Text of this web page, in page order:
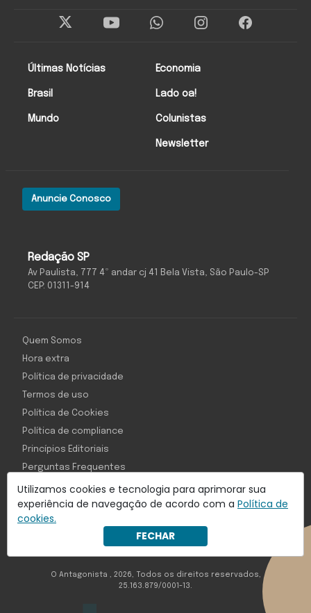
Utilizamos cookies e tecnologia para aprimorar sua
experiência de navegação de acordo com a Política de
cookies.
FECHAR
Redação SP
Av Paulista, 777 4º andar cj 41 Bela Vista, São Paulo-SP
CEP: 01311-914
Anuncie Conosco
Últimas Notícias
Brasil
Mundo
Economia
Lado oa!
Colunistas
Newsletter
Com inteligência e tecnologia:
Object1ve - Marketing Solution
Quem Somos
Hora extra
Política de privacidade
Termos de uso
Política de Cookies
Política de compliance
Princípios Editoriais
Perguntas Frequentes
O Antagonista , 2026, Todos os direitos reservados,
25.163.879/0001-13.